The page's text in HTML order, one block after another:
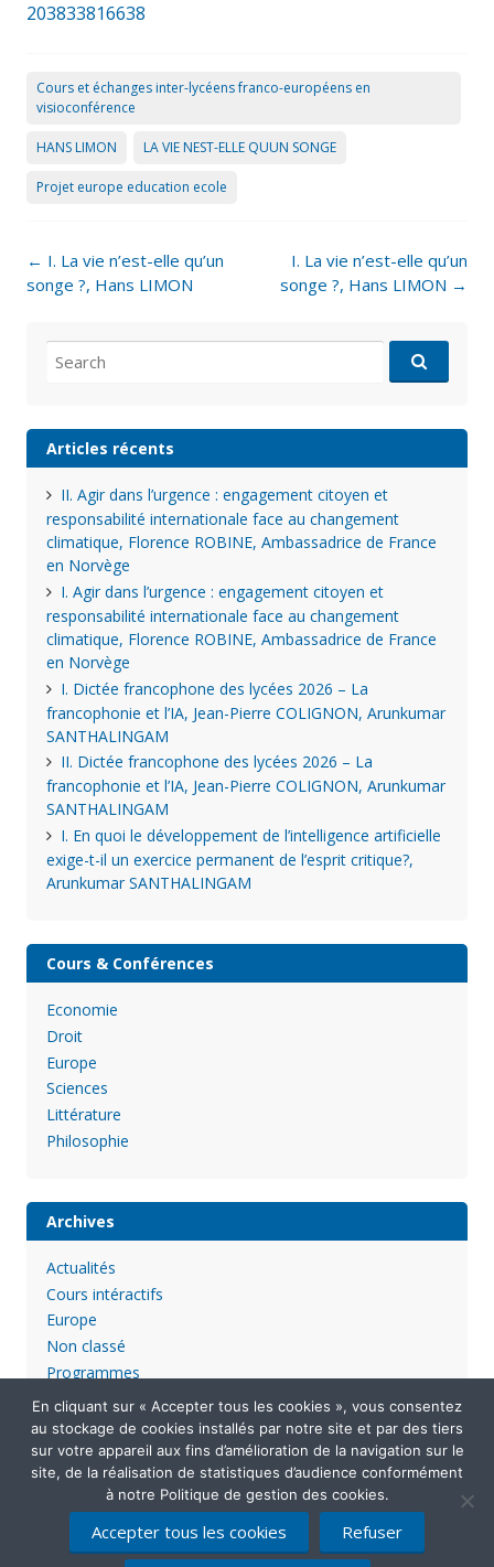
203833816638
Cours et échanges inter-lycéens franco-européens en
visioconférence
HANS LIMON LA VIE NEST-ELLE QUUN SONGE
Projet europe education ecole
Post
navigation
← I. La vie n’est-elle qu’un
songe ?, Hans LIMON
I. La vie n’est-elle qu’un
songe ?, Hans LIMON →
for:
Articles récents
II. Agir dans l’urgence : engagement citoyen et
responsabilité internationale face au changement
climatique, Florence ROBINE, Ambassadrice de France
en Norvège
I. Agir dans l’urgence : engagement citoyen et
responsabilité internationale face au changement
climatique, Florence ROBINE, Ambassadrice de France
en Norvège
I. Dictée francophone des lycées 2026 – La
francophonie et l’IA, Jean-Pierre COLIGNON, Arunkumar
SANTHALINGAM
II. Dictée francophone des lycées 2026 – La
francophonie et l’IA, Jean-Pierre COLIGNON, Arunkumar
SANTHALINGAM
I. En quoi le développement de l’intelligence artificielle
exige-t-il un exercice permanent de l’esprit critique?,
Arunkumar SANTHALINGAM
Cours & Conférences
Economie
Droit
Europe
Sciences
Littérature
Philosophie
Archives
Actualités
Cours intéractifs
Europe
Non classé
Programmes
Mentions légales Politique de confidentialité
En cliquant sur « Accepter tous les cookies », vous consentez
au stockage de cookies installés par notre site et par des tiers
sur votre appareil aux fins d’amélioration de la navigation sur le
site, de la réalisation de statistiques d’audience conformément
à notre Politique de gestion des cookies.
Accepter tous les cookies Refuser